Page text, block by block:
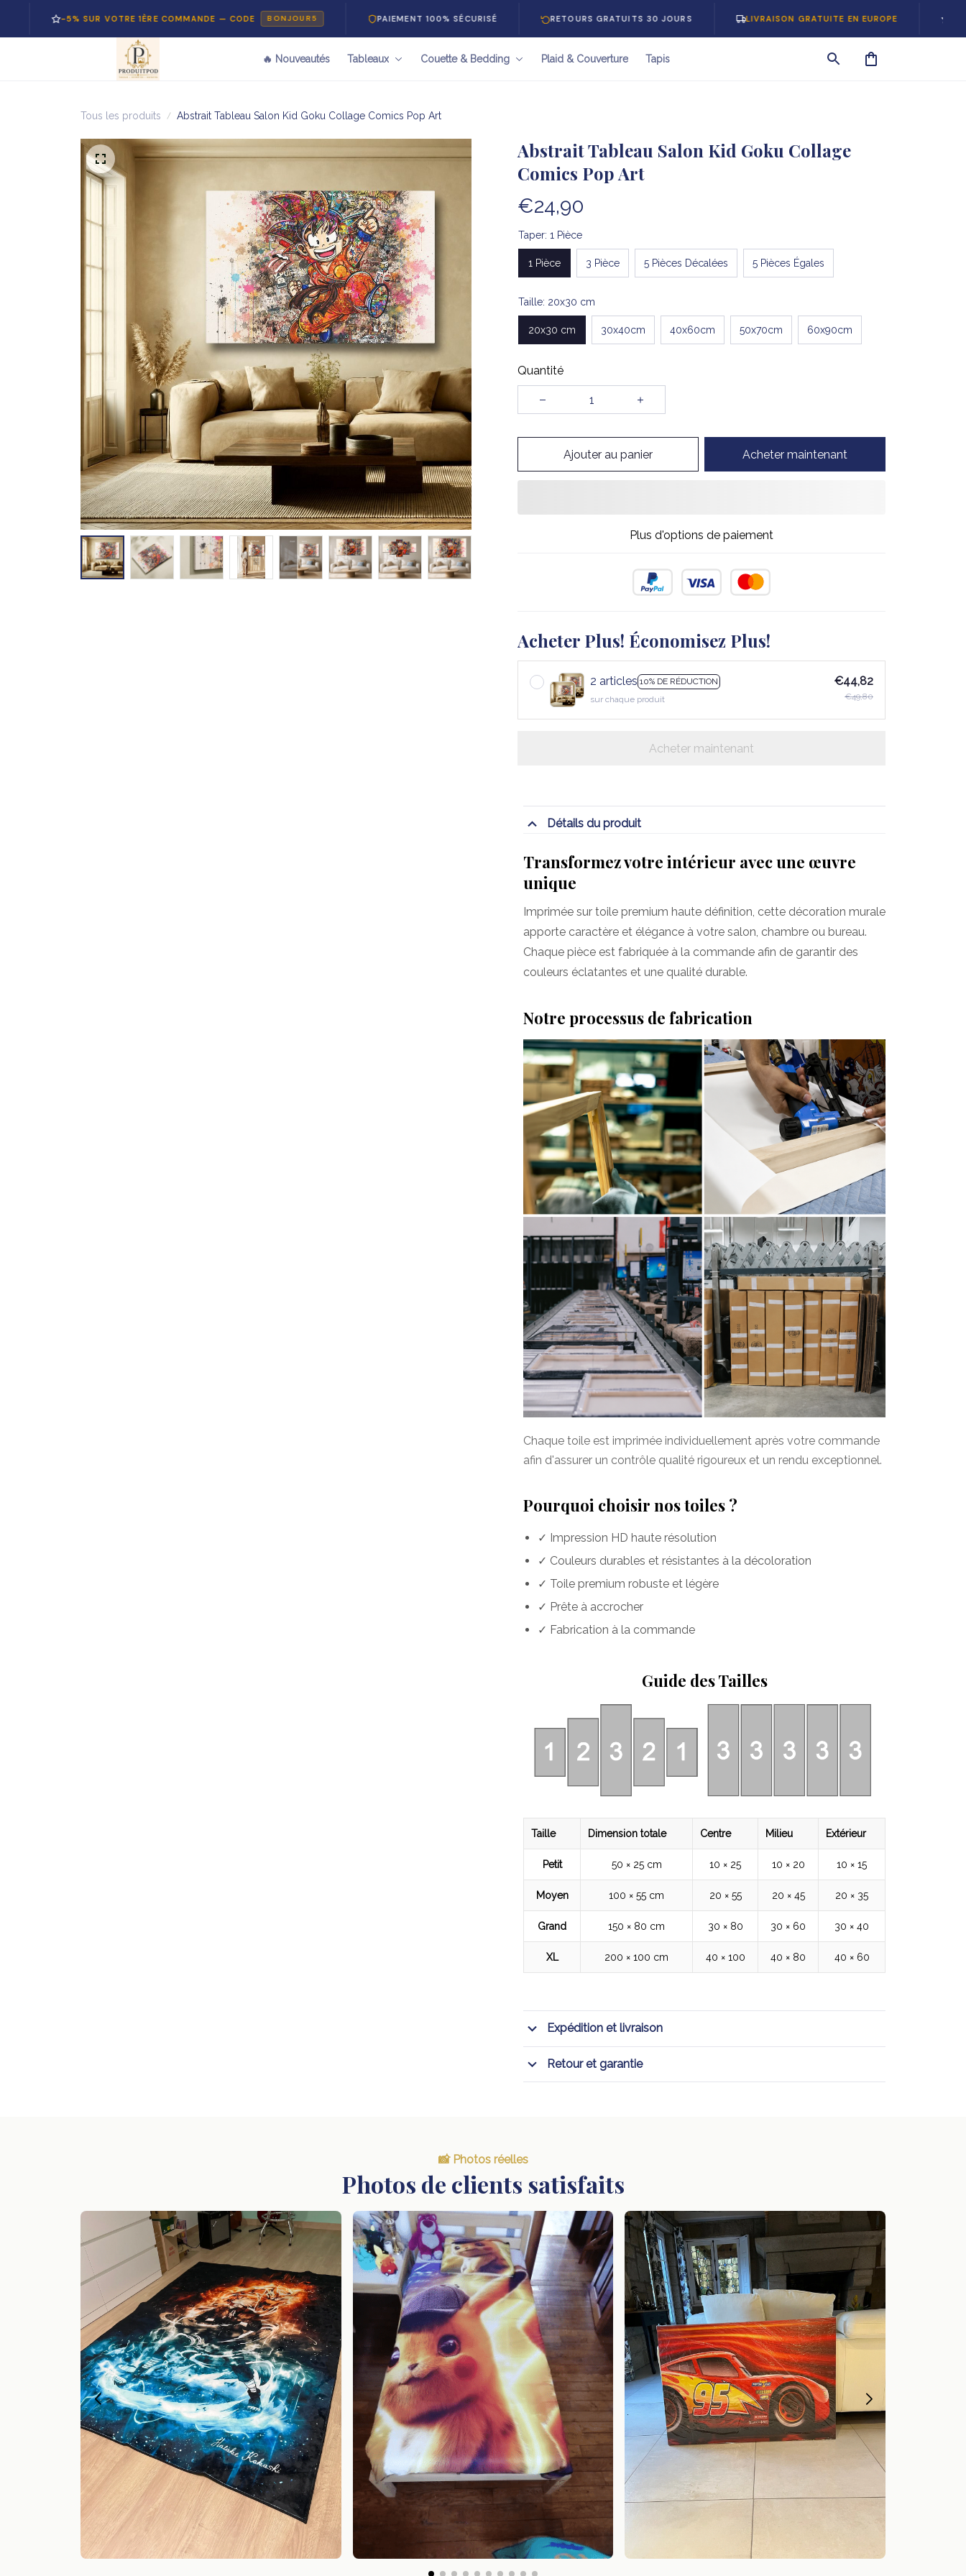
-5% SUR VOTRE 1ÈRE COMMANDE — CODE BONJOUR5 PAIEMENT 100% SÉCURISÉ RETOURS GRATUITS 30 JOURS LIVRAISON GRATUITE EN EUROPE -5% SUR
🔥 Nouveautés Tableaux Couette & Bedding Plaid & Couverture Tapis
Tous les produits Abstrait Tableau Salon Kid Goku Collage Comics Pop Art
Abstrait Tableau Salon Kid Goku Collage
Comics Pop Art
€24,90
Taper: 1 Pièce
1 Pièce 3 Pièce 5 Pièces Décalées 5 Pièces Égales
Taille: 20x30 cm
20x30 cm 30x40cm 40x60cm 50x70cm 60x90cm
Quantité
Ajouter au panier Acheter maintenant
Plus d'options de paiement
Acheter Plus! Économisez Plus!
2 articles 10% DE RÉDUCTION
sur chaque produit
€44,82
€49,80
Acheter maintenant
Détails du produit
Transformez votre intérieur avec une œuvre
unique
Imprimée sur toile premium haute définition, cette décoration murale
apporte caractère et élégance à votre salon, chambre ou bureau.
Chaque pièce est fabriquée à la commande afin de garantir des
couleurs éclatantes et une qualité durable.
Notre processus de fabrication
Chaque toile est imprimée individuellement après votre commande
afin d'assurer un contrôle qualité rigoureux et un rendu exceptionnel.
Pourquoi choisir nos toiles ?
✓ Impression HD haute résolution
✓ Couleurs durables et résistantes à la décoloration
✓ Toile premium robuste et légère
✓ Prête à accrocher
✓ Fabrication à la commande
Guide des Tailles
Taille Dimension totale Centre Milieu Extérieur
Petit 50 × 25 cm 10 × 25 10 × 20 10 × 15
Moyen 100 × 55 cm 20 × 55 20 × 45 20 × 35
Grand 150 × 80 cm 30 × 80 30 × 60 30 × 40
XL 200 × 100 cm 40 × 100 40 × 80 40 × 60
Expédition et livraison
Retour et garantie
📸 Photos réelles
Photos de clients satisfaits